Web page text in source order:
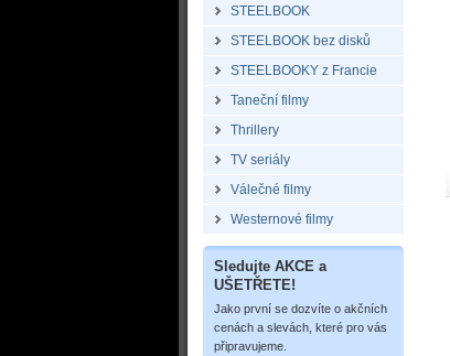
STEELBOOK
STEELBOOK bez disků
STEELBOOKY z Francie
Taneční filmy
Thrillery
TV seriály
Válečné filmy
Westernové filmy
Sledujte AKCE a
UŠETŘETE!
Jako první se dozvíte o akčních
cenách a slevách, které pro vás
připravujeme.